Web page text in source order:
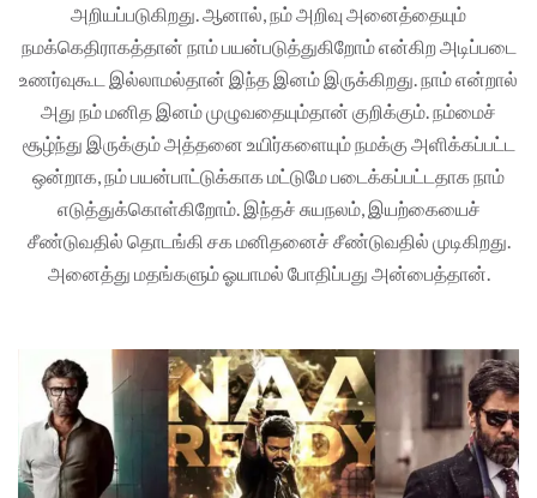
அறியப்படுகிறது. ஆனால், நம் அறிவு அனைத்தையும்
நமக்கெதிராகத்தான் நாம் பயன்படுத்துகிறோம் என்கிற அடிப்படை
உணர்வுகூட இல்லாமல்தான் இந்த இனம் இருக்கிறது. நாம் என்றால்
அது நம் மனித இனம் முழுவதையும்தான் குறிக்கும். நம்மைச்
சூழ்ந்து இருக்கும் அத்தனை உயிர்களையும் நமக்கு அளிக்கப்பட்ட
ஒன்றாக, நம் பயன்பாட்டுக்காக மட்டுமே படைக்கப்பட்டதாக நாம்
எடுத்துக்கொள்கிறோம். இந்தச் சுயநலம், இயற்கையைச்
சீண்டுவதில் தொடங்கி சக மனிதனைச் சீண்டுவதில் முடிகிறது.
அனைத்து மதங்களும் ஓயாமல் போதிப்பது அன்பைத்தான்.